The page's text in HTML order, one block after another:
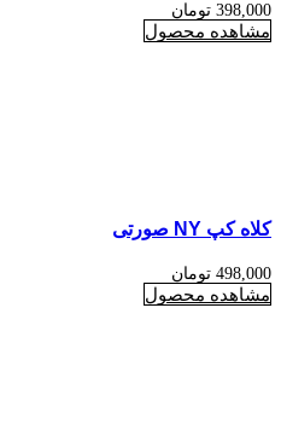
398,000 تومان
مشاهده محصول
کلاه کپ NY صورتی
498,000 تومان
مشاهده محصول